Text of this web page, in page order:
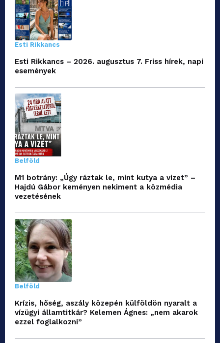
Esti Rikkancs
Esti Rikkancs – 2026. augusztus 7. Friss hírek, napi
események
Belföld
M1 botrány: „Úgy ráztak le, mint kutya a vizet” –
Hajdú Gábor keményen nekiment a közmédia
vezetésének
Belföld
Krízis, hőség, aszály közepén külföldön nyaralt a
vízügyi államtitkár? Kelemen Ágnes: „nem akarok
ezzel foglalkozni”